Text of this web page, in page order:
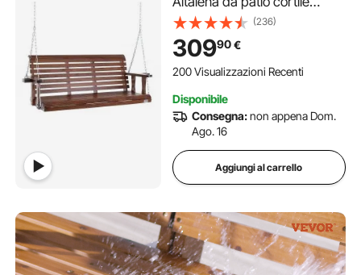
giardino, Capacità carico
circa 400 kg, con Panca
sedia a dondolo catene
sospese per uso esterno,
(236)
30990€
200 Visualizzazioni Recenti
Disponibile
Consegna:non appena Dom.
Ago. 16
Aggiungi al carrello